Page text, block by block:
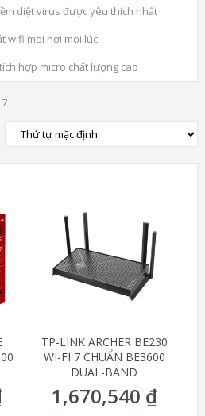
diệt virus được yêu thích nhất
wifi mọi nơi mọi lúc
hợp micro chất lượng cao
TP-LINK ARCHER BE230
WI-FI 7 CHUẨN BE3600
DUAL-BAND
1,670,540 ₫